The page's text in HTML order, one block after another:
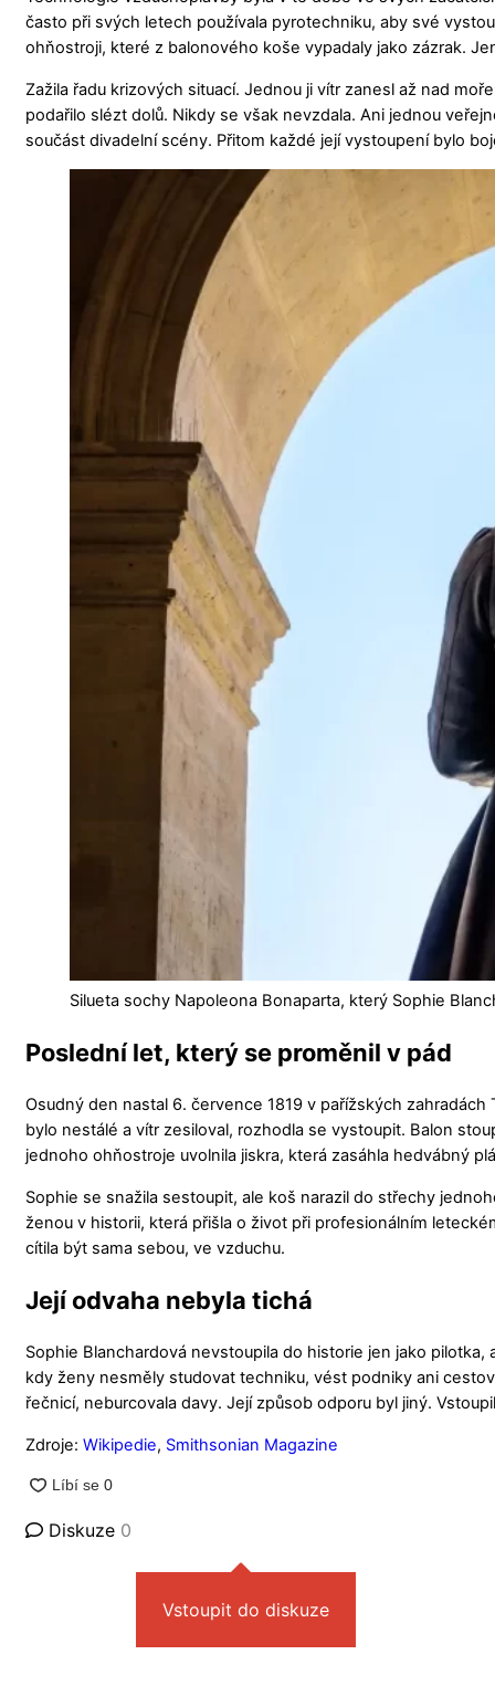
často při svých letech používala pyrotechniku, aby své
ohňostroji, které z balonového koše vypadaly jako zázrak.
Zažila řadu krizových situací. Jednou ji vítr zanesl až nad
podařilo slézt dolů. Nikdy se však nevzdala. Ani jednou
součást divadelní scény. Přitom každé její vystoupení bylo
Silueta sochy Napoleona Bonaparta, který Sophie
Poslední let, který se proměnil v pád
Osudný den nastal 6. července 1819 v pařížských
bylo nestálé a vítr zesiloval, rozhodla se vystoupit. Balon
jednoho ohňostroje uvolnila jiskra, která zasáhla hedvábný
Sophie se snažila sestoupit, ale koš narazil do střechy
ženou v historii, která přišla o život při profesionálním
cítila být sama sebou, ve vzduchu.
Její odvaha nebyla tichá
Sophie Blanchardová nevstoupila do historie jen jako
kdy ženy nesměly studovat techniku, vést podniky ani
řečnicí, neburcovala davy. Její způsob odporu byl jiný.
Zdroje: Wikipedie, Smithsonian Magazine
Diskuze 0
Vstoupit do diskuze